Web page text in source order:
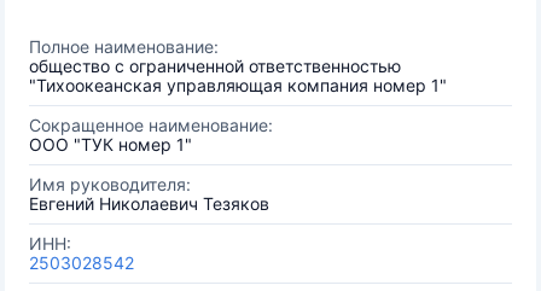
Полное наименование:
общество с ограниченной ответственностью
"Тихоокеанская управляющая компания номер 1"
Сокращенное наименование:
ООО "ТУК номер 1"
Имя руководителя:
Евгений Николаевич Тезяков
ИНН:
2503028542